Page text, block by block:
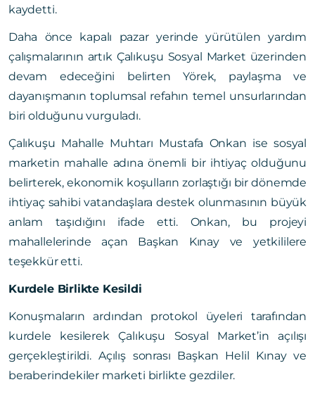
kaydetti.
Daha önce kapalı pazar yerinde yürütülen yardım
çalışmalarının artık Çalıkuşu Sosyal Market üzerinden
devam edeceğini belirten Yörek, paylaşma ve
dayanışmanın toplumsal refahın temel unsurlarından
biri olduğunu vurguladı.
Çalıkuşu Mahalle Muhtarı Mustafa Onkan ise sosyal
marketin mahalle adına önemli bir ihtiyaç olduğunu
belirterek, ekonomik koşulların zorlaştığı bir dönemde
ihtiyaç sahibi vatandaşlara destek olunmasının büyük
anlam taşıdığını ifade etti. Onkan, bu projeyi
mahallelerinde açan Başkan Kınay ve yetkililere
teşekkür etti.
Kurdele Birlikte Kesildi
Konuşmaların ardından protokol üyeleri tarafından
kurdele kesilerek Çalıkuşu Sosyal Market’in açılışı
gerçekleştirildi. Açılış sonrası Başkan Helil Kınay ve
beraberindekiler marketi birlikte gezdiler.